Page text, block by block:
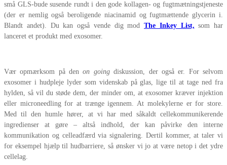
små GLS-bude susende rundt i den gode kollagen- og fugtmætningstjeneste
(der er nemlig også beroligende niacinamid og fugtmættende glycerin i.
Blandt andet). Du kan også vende dig mod The Inkey List, som har
lanceret et produkt med exosomer.
Vær opmærksom på denon goingdiskussion, der også er. For selvom
exosomer i hudpleje lyder som videnskab på glas, lige til at tage ned fra
hylden, så vil du støde dem, der minder om, at exosomer kræver injektion
eller microneedling for at trænge igennem. At molekylerne er for store.
Med til den humle hører, at vi har med såkaldt cellekommunikerende
ingredienser at gøre – altså indhold, der kan påvirke den interne
kommunikation og celleadfærd via signalering. Dertil kommer, at taler vi
for eksempel hjælp til hudbarriere, så ønsker vi jo at være netop i det ydre
cellelag.